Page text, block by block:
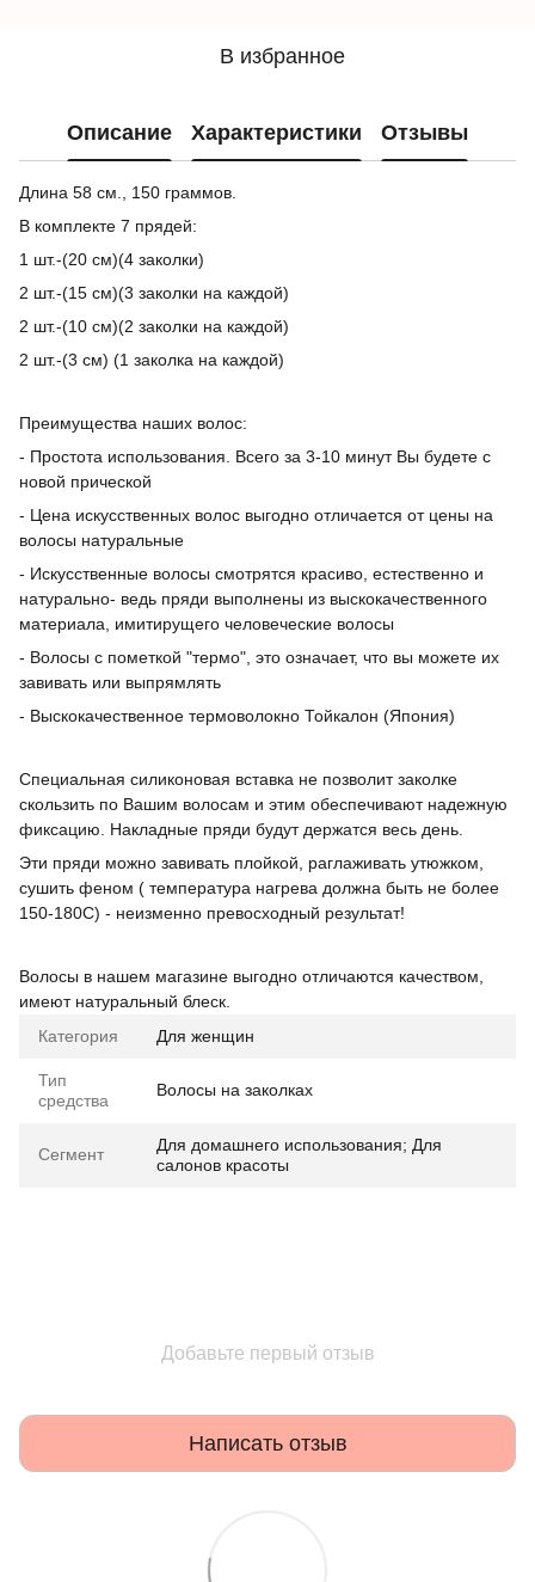
В избранное
Описание Характеристики Отзывы
Длина 58 см., 150 граммов.
В комплекте 7 прядей:
1 шт.-(20 см)(4 заколки)
2 шт.-(15 см)(3 заколки на каждой)
2 шт.-(10 см)(2 заколки на каждой)
2 шт.-(3 см) (1 заколка на каждой)
Преимущества наших волос:
- Простота использования. Всего за 3-10 минут Вы будете с
новой прической
- Цена искусственных волос выгодно отличается от цены на
волосы натуральные
- Искусственные волосы смотрятся красиво, естественно и
натурально- ведь пряди выполнены из выскокачественного
материала, имитирущего человеческие волосы
- Волосы с пометкой "термо", это означает, что вы можете их
завивать или выпрямлять
- Выскокачественное термоволокно Тойкалон (Япония)
Специальная силиконовая вставка не позволит заколке
скользить по Вашим волосам и этим обеспечивают надежную
фиксацию. Накладные пряди будут держатся весь день.
Эти пряди можно завивать плойкой, раглаживать утюжком,
сушить феном ( температура нагрева должна быть не более
150-180С) - неизменно превосходный результат!
Волосы в нашем магазине выгодно отличаются качеством,
имеют натуральный блеск.
Категория
Для женщин
Тип
средства
Волосы на заколках
Сегмент
Для домашнего использования; Для
салонов красоты
Добавьте первый отзыв
Написать отзыв